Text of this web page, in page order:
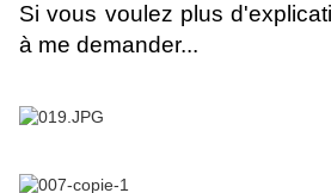
Si vous voulez plus
à me demander...